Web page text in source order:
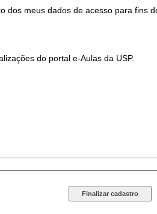
dos meus dados de acesso para fins
do portal e-Aulas da USP.